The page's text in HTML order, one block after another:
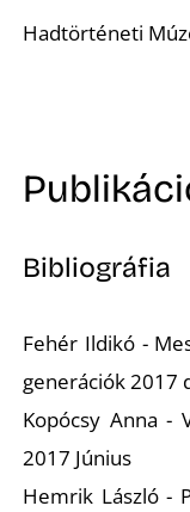
Hadtörténeti
Bibliográfia
Fehér Ildikó-
generációk 2017
Kopócsy Anna -
2017 Június
Hemrik László-